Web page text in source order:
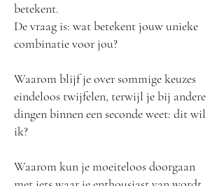
betekent.
De vraag is: wat betekent jouw unieke
combinatie voor jou?
Waarom blijf je over sommige keuzes
eindeloos twijfelen, terwijl je bij andere
dingen binnen een seconde weet: dit wil
ik?
Waarom kun je moeiteloos doorgaan